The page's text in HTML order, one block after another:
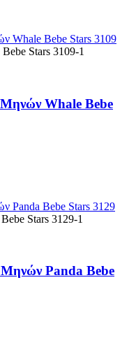
Whale Bebe
Panda Bebe